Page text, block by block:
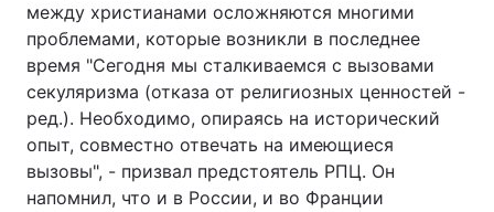
Техно і зв'язок Лайт
Здоров'я Туризм
Цікавинки Погода
между христианами осложняются многими
проблемами, которые возникли в последнее
время "Сегодня мы сталкиваемся с вызовами
секуляризма (отказа от религиозных ценностей -
ред.). Необходимо, опираясь на исторический
опыт, совместно отвечать на имеющиеся
вызовы", - призвал предстоятель РПЦ. Он
напомнил, что и в России, и во Франции